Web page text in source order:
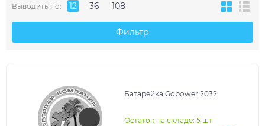
Выводить по: 12 36 108
Фильтр
Батарейка Gopower 2032
Остаток на складе: 5 шт